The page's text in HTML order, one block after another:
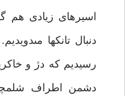
دنبال تانكها
رسيديم كه دژ و
دشمن اطراف